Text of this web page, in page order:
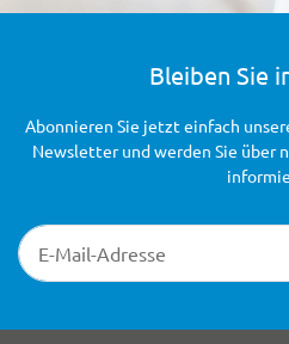
Bleiben Sie
Newsletter-Registrierung
Abonnieren Sie jetzt einfach
Newsletter und werden Sie über